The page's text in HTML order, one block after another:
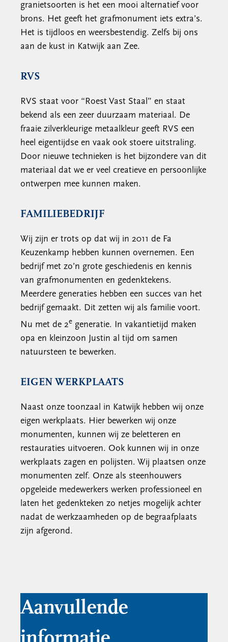
granietsoorten is het een mooi alternatief voor
brons. Het geeft het grafmonument iets extra’s.
Het is tijdloos en weersbestendig. Zelfs bij ons
aan de kust in Katwijk aan Zee.
RVS
RVS staat voor “Roest Vast Staal” en staat
bekend als een zeer duurzaam materiaal. De
fraaie zilverkleurige metaalkleur geeft RVS een
heel eigentijdse en vaak ook stoere uitstraling.
Door nieuwe technieken is het bijzondere van dit
materiaal dat we er veel creatieve en persoonlijke
ontwerpen mee kunnen maken.
FAMILIEBEDRIJF
Wij zijn er trots op dat wij in 2011 de Fa
Keuzenkamp hebben kunnen overnemen. Een
bedrijf met zo’n grote geschiedenis en kennis
van grafmonumenten en gedenktekens.
Meerdere generaties hebben een succes van het
bedrijf gemaakt. Dit zetten wij als familie voort.
Nu met de 2e generatie. In vakantietijd maken
opa en kleinzoon Justin al tijd om samen
natuursteen te bewerken.
EIGEN WERKPLAATS
Naast onze toonzaal in Katwijk hebben wij onze
eigen werkplaats. Hier bewerken wij onze
monumenten, kunnen wij ze beletteren en
restauraties uitvoeren. Ook kunnen wij in onze
werkplaats zagen en polijsten. Wij plaatsen onze
monumenten zelf. Onze als steenhouwers
opgeleide medewerkers werken professioneel en
laten het gedenkteken zo netjes mogelijk achter
nadat de werkzaamheden op de begraafplaats
zijn afgerond.
Aanvullende